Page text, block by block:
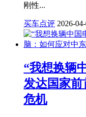
刚性...
买车点评 2026-
“我想换辆
发达国家
危机